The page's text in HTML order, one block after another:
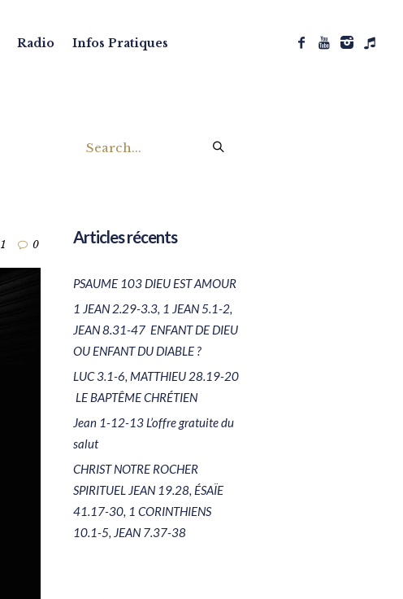
Radio Infos Pratiques
1 0 Articles récents
PSAUME 103 DIEU EST AMOUR
1 JEAN 2.29-3.3, 1 JEAN 5.1-2,
JEAN 8.31-47 ENFANT DE DIEU
OU ENFANT DU DIABLE ?
LUC 3.1-6, MATTHIEU 28.19-20
LE BAPTÊME CHRÉTIEN
Jean 1-12-13 L’offre gratuite du
salut
CHRIST NOTRE ROCHER
SPIRITUEL JEAN 19.28, ÉSAÏE
41.17-30, 1 CORINTHIENS
10.1-5, JEAN 7.37-38